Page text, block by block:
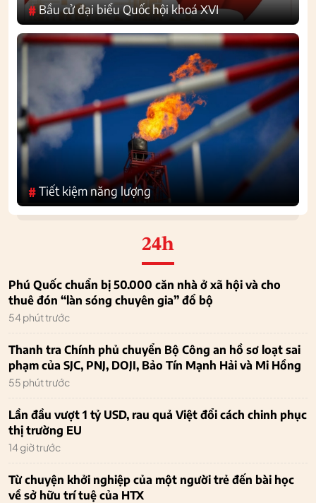
#Bầu cử đại biểu Quốc hội khoá XVI
#Tiết kiệm năng lượng
24h
Phú Quốc chuẩn bị 50.000 căn nhà ở xã hội và cho
thuê đón “làn sóng chuyên gia” đổ bộ
54 phút trước
Thanh tra Chính phủ chuyển Bộ Công an hồ sơ loạt sai
phạm của SJC, PNJ, DOJI, Bảo Tín Mạnh Hải và Mi Hồng
55 phút trước
Lần đầu vượt 1 tỷ USD, rau quả Việt đổi cách chinh phục
thị trường EU
14 giờ trước
Từ chuyện khởi nghiệp của một người trẻ đến bài học
về sở hữu trí tuệ của HTX